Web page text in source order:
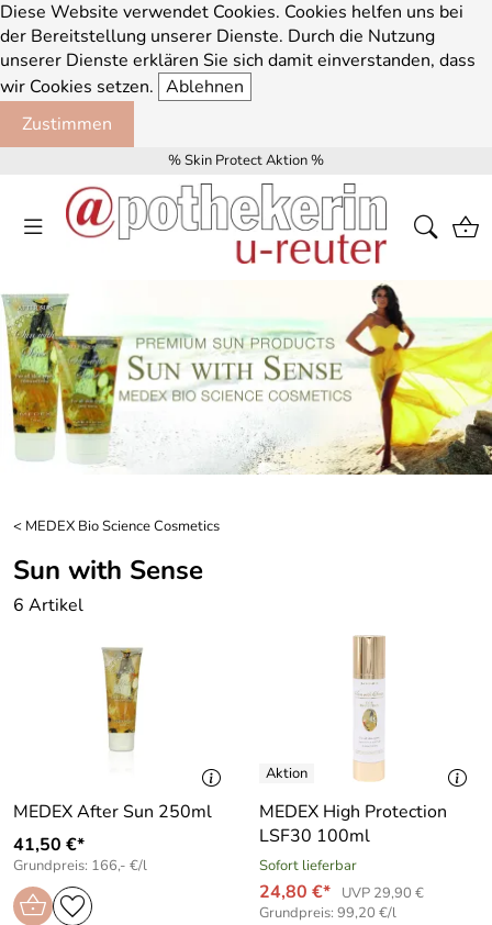
Diese Website verwendet Cookies. Cookies helfen uns bei
der Bereitstellung unserer Dienste. Durch die Nutzung
unserer Dienste erklären Sie sich damit einverstanden, dass
wir Cookies setzen. Ablehnen
Zustimmen
% Skin Protect Aktion %
< MEDEX Bio Science Cosmetics
Sun with Sense
6 Artikel
MEDEX After Sun 250ml
41,50 €*
Grundpreis: 166,- €/l
MEDEX High Protection
LSF30 100ml
Sofort lieferbar
24,80 €*
UVP 29,90 €
Grundpreis: 99,20 €/l